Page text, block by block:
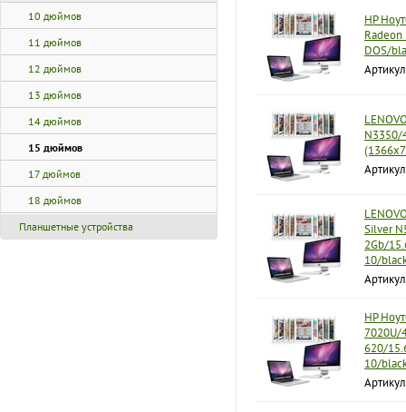
10 дюймов
11 дюймов
12 дюймов
13 дюймов
14 дюймов
15 дюймов
17 дюймов
18 дюймов
Планшетные устройства
HP
DOS/
N3350/
Silver
2Gb/
10/
HP
7020U/
620/
10/